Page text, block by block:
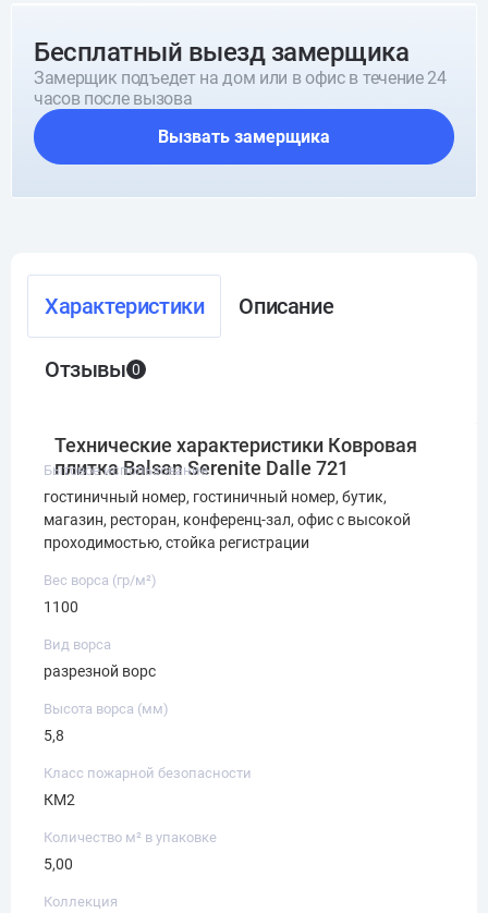
Бесплатный выезд замерщика
Замерщик подъедет на дом или в офис в течение 24
часов после вызова
Вызвать замерщика
Характеристики Описание
Отзывы 0
Технические характеристики Ковровая
плитка Balsan Serenite Dalle 721
Бытовое использование
гостиничный номер, гостиничный номер, бутик,
магазин, ресторан, конференц-зал, офис с высокой
проходимостью, стойка регистрации
Вес ворса (гр/м²)
1100
Вид ворса
разрезной ворс
Высота ворса (мм)
5,8
Класс пожарной безопасности
КМ2
Количество м² в упаковке
5,00
Коллекция